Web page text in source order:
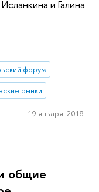
и Галина
форум
рынки
19 января 2018
общие